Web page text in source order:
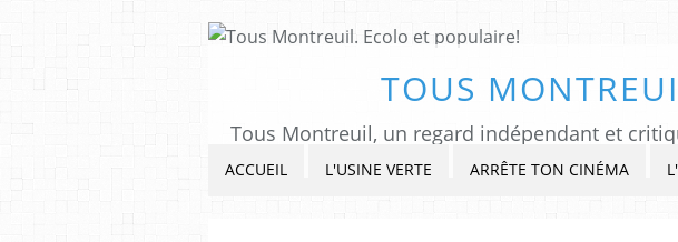
TOUS
ACCUEIL L'USINE VERTE ARRÊTE TON CINÉMA